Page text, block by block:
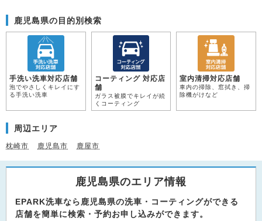
鹿児島県の目的別検索
手洗い洗車対応店舗
泡でやさしくキレイにす
る手洗い洗車
コーティング 対応店
舗
ガラス被膜でキレイが続
くコーティング
室内清掃対応店舗
車内の掃除、窓拭き、掃
除機がけなど
周辺エリア
枕崎市 鹿児島市 鹿屋市
鹿児島県のエリア情報
EPARK洗車なら鹿児島県の洗車・コーティングができる
店舗を簡単に検索・予約お申し込みができます。